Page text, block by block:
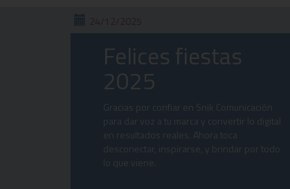
24/12/2025
Felices fiestas
2025
Gracias por confiar en Snik Comunicación
para dar voz a tu marca y convertir lo digital
en resultados reales. Ahora toca
desconectar, inspirarse, y brindar por todo
lo que viene.